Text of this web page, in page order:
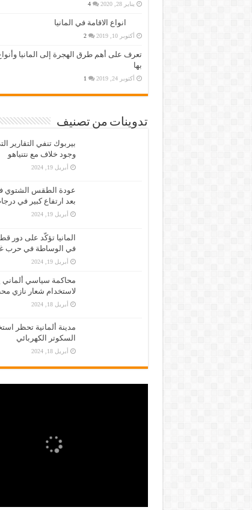
يناير 28, 2020 4
انواع الاقامة في المانيا
أكتوبر 10, 2019 2
تعرف على أهم طرق الهجرة إلى المانيا
بها
أكتوبر 24, 2019 1
تدوينات من تصنيف
بيربوك تنفي التقارير
وجود خلاف مع نتنياهو
أبريل 19, 2024
عودة الطقس الشتوي في
بعد ارتفاع كبير في
أبريل 19, 2024
المانيا تؤكّد على دور
في الوساطة في حرب
أبريل 19, 2024
محاكمة سياسي ألماني
لاستخدام شعار نازي
أبريل 18, 2024
مدينة ألمانية تحظر
السكوتر الكهربائي
أبريل 18, 2024